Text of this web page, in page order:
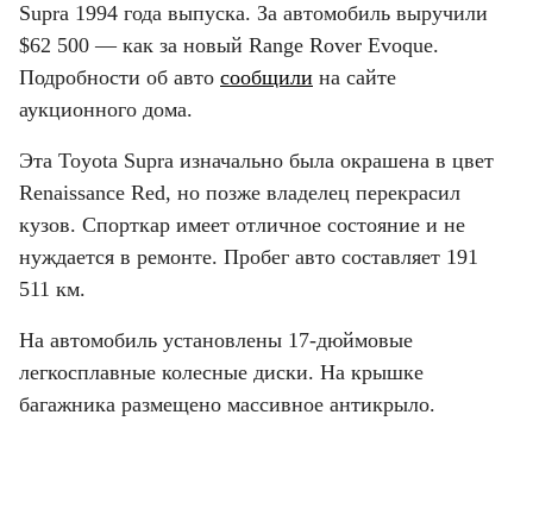
Supra 1994 года выпуска. За автомобиль выручили
$62 500 — как за новый Range Rover Evoque.
Подробности об авто сообщили на сайте
аукционного дома.
Эта Toyota Supra изначально была окрашена в цвет
Renaissance Red, но позже владелец перекрасил
кузов. Спорткар имеет отличное состояние и не
нуждается в ремонте. Пробег авто составляет 191
511 км.
На автомобиль установлены 17-дюймовые
легкосплавные колесные диски. На крышке
багажника размещено массивное антикрыло.